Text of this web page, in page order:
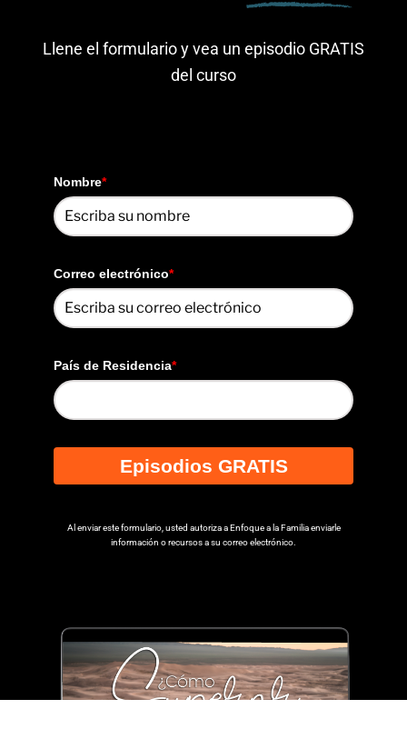
Llene el formulario y vea un episodio GRATIS
del curso
Nombre*
Correo electrónico*
País de Residencia*
Episodios GRATIS
Al enviar este formulario, usted autoriza a Enfoque a la Familia enviarle
información o recursos a su correo electrónico.